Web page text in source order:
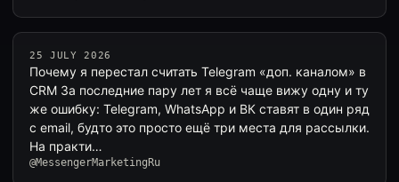
25 JULY 2026
Почему я перестал считать Telegram «доп. каналом» в
CRM За последние пару лет я всё чаще вижу одну и ту
же ошибку: Telegram, WhatsApp и ВК ставят в один ряд
с email, будто это просто ещё три места для рассылки.
На практи…
@MessengerMarketingRu